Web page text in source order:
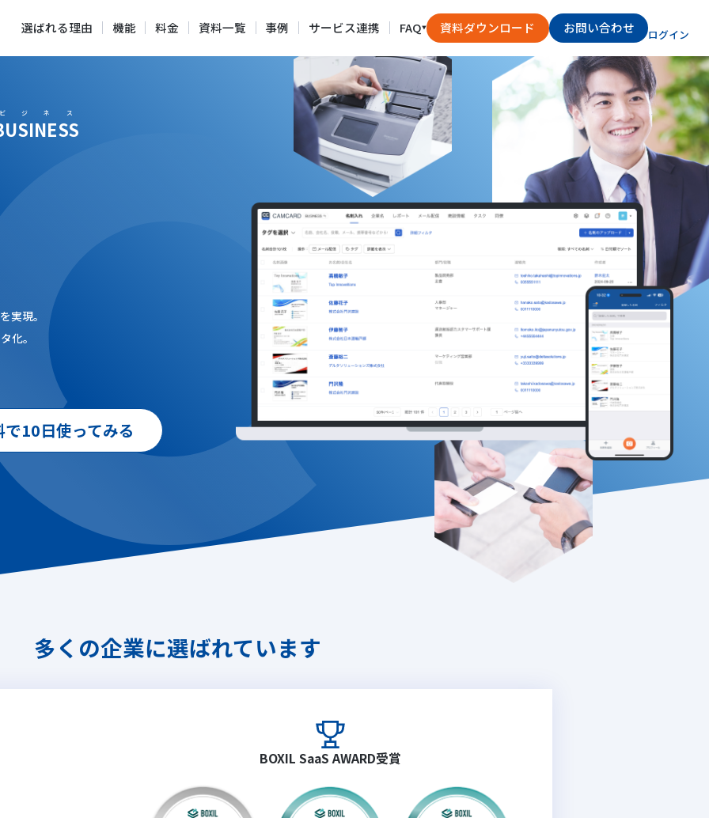
選ばれる理由 機能 料金 資料一覧 事例 サービス連携 FAQ 資料ダウンロード お問い合わせ ログイン
ジネス
を実現。
化。
で10日使ってみる
多くの企業に選ばれています
BOXIL SaaS AWARD受賞